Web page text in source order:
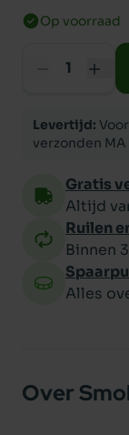
Op voorraad
Levertijd:
verzonden MA
Gratis
Altijd
Ruilen
Binnen
Alles
Over